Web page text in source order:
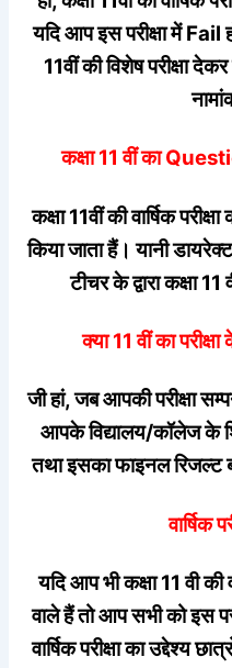
यदि आप इस परीक्षा में Fail
11वीं की विशेष परीक्षा
कक्षा 11 वीं का
कक्षा 11वीं की वार्षिक
किया जाता हैं। यानी
टीचर के द्वारा कक्षा
क्या 11 वीं का
जी हां, जब आपकी परीक्षा
आपके विद्यालय/कॉलेज के
तथा इसका फाइनल रिजल्ट
वार्षिक
यदि आप भी कक्षा 11 वी की
वाले हैं तो आप सभी को इस
वार्षिक परीक्षा का उद्देश्य